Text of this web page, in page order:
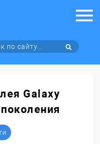
Galaxy